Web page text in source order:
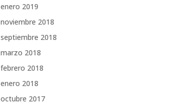
enero 2019
noviembre 2018
septiembre 2018
marzo 2018
febrero 2018
enero 2018
octubre 2017